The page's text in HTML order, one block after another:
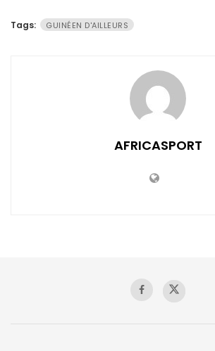
Tags: GUINÉEN D'AILLEURS
AFRICASPORT